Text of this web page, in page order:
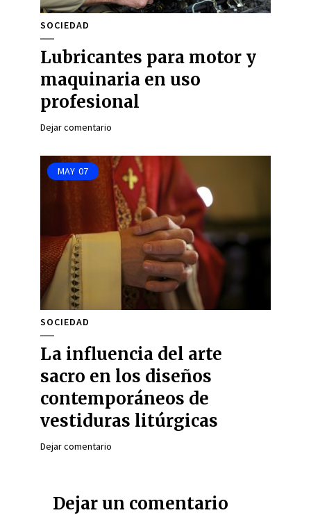
SOCIEDAD
Lubricantes para motor y
maquinaria en uso
profesional
Dejar comentario
MAY 07
SOCIEDAD
La influencia del arte
sacro en los diseños
contemporáneos de
vestiduras litúrgicas
Dejar comentario
Dejar un comentario